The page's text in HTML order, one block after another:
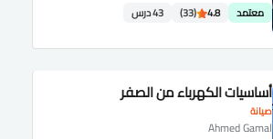
معتمد 4.8
(33) 43 درس
صيانة
أساسيات الكهرباء من الصفر
Ahmed Gamal